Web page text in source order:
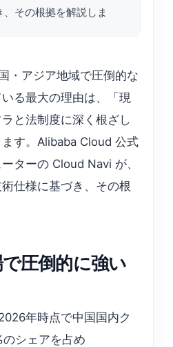
その根拠を解説しま
・アジア地域で圧倒的な
る最大の理由は、「現
と法制度に深く根ざし
す。Alibaba Cloud 公式
ターの Cloud Navi が、
仕様に基づき、その根
圧倒的に強い
年時点で中国国内ク
シェアを占め